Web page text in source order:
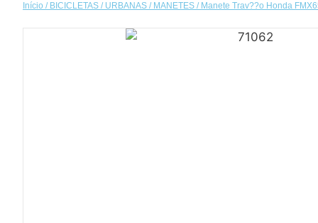
Início / BICICLETAS / URBANAS / MANETES / Manete Trav??o Honda